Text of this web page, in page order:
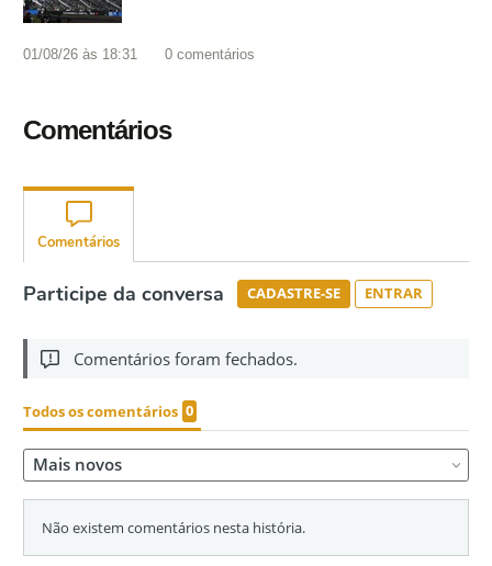
01/08/26 às 18:31 0 comentários
Comentários